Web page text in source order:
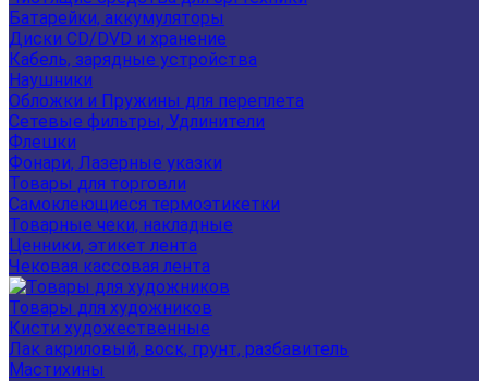
Батарейки, аккумуляторы
Диски CD/DVD и хранение
Кабель, зарядные устройства
Наушники
Обложки и Пружины для переплета
Сетевые фильтры, Удлинители
Флешки
Фонари, Лазерные указки
Товары для торговли
Самоклеющиеся термоэтикетки
Товарные чеки, накладные
Ценники, этикет лента
Чековая кассовая лента
Товары для художников
Кисти художественные
Лак акриловый, воск, грунт, разбавитель
Мастихины